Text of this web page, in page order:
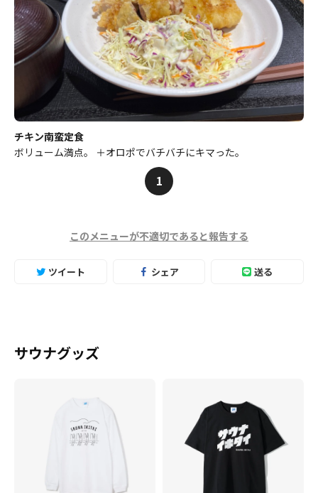
チキン南蛮定食
ボリューム満点。 ＋オロポでバチバチにキマった。
1
このメニューが不適切であると報告する
ツイート シェア 送る
サウナグッズ